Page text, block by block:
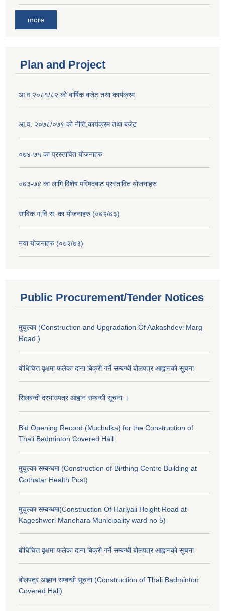
more
Plan and Project
आ.व.२०८१/८२ को बार्षिक बजेट तथा कार्यक्रम
आ.व. २०७८/०७९ को नीति,कार्यक्रम तथा बजेट
०७४-७५ का प्रस्तावित योजनाहरु
०७३-७४ का लागि विशेष परिषदबाट प्रस्तावित योजनाहरु
साविक ग,वि.स. का योजनाहरु (०७२/७३)
नया योजनाहरु (०७२/७३)
Public Procurement/Tender Notices
मुचुल्का (Construction and Upgradation Of Aakashdevi Marg
Road )
बोधिचित्त वृक्षमा फलेका दाना बिक्री गर्ने सम्बन्धी बोलपत्र आह्वानको सूचना
सिलबन्दी दरभाउपत्र आह्वान सम्बन्धी सूचना ।
Bid Opening Record (Muchulka) for the Construction of
Thali Badminton Covered Hall
मुचुल्का सम्बन्धमा (Construction of Birthing Centre Building at
Gothatar Health Post)
मुचुल्का सम्बन्धमा(Construction Of Hariyali Height Road at
Kageshwori Manohara Municipality ward no 5)
बोधिचित्त वृक्षमा फलेका दाना बिक्री गर्ने सम्बन्धी बोलपत्र आह्वानको सूचना
बोलपत्र आह्वान सम्बन्धी सूचना (Construction of Thali Badminton
Covered Hall)